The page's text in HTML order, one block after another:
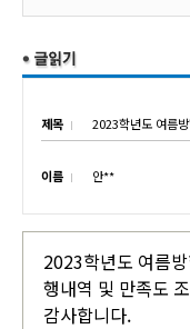
제목
이름 안**
2023학년도 여름
행내역 및 만족도
감사합니다.